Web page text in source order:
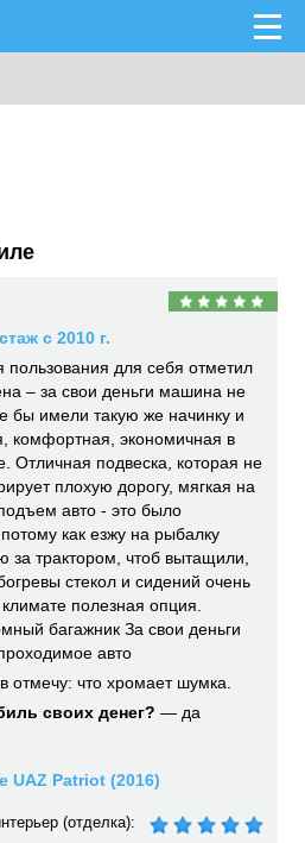
с 2010 г.
пользования для себя отметил
– за свои деньги машина не
бы имели такую же начинку и
комфортная, экономичная в
Отличная подвеска, которая не
плохую дорогу, мягкая на
авто - это было
как езжу на рыбалку
за трактором, чтоб вытащили,
стекол и сидений очень
полезная опция.
багажник За свои деньги
авто
отмечу: что хромает шумка.
своих денег? — да
UAZ Patriot (2016)
(отделка):